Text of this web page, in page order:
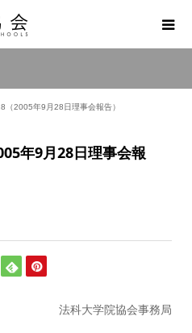
（2005年9月28日理事会報告）
年9月28日理事会報
法科大学院協会事務局